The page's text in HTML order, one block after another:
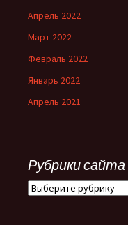
Апрель 2022
Март 2022
Февраль 2022
Январь 2022
Апрель 2021
Рубрики сайта
Рубрики